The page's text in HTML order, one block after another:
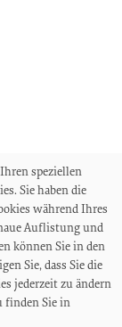
speziellen
Sie haben die
während Ihres
Auflistung und
können Sie in den
Sie, dass Sie die
jederzeit zu ändern
finden Sie in